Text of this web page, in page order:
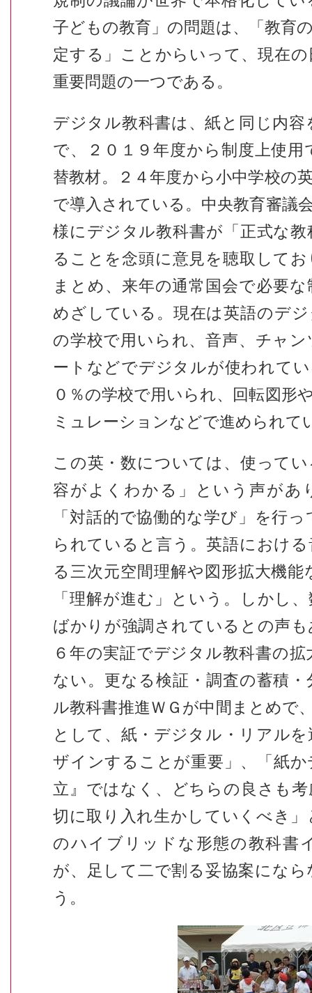
子どもの教育」の問題は、「教育
定する」ことからいって、現在
重要問題の一つである。
デジタル教科書は、紙と同じ内
で、２０１９年度から制度上使
替教材。２４年度から小中学校の
で導入されている。中央教育審議
様にデジタル教科書が「正式な
ることを念頭に意見を聴取して
まとめ、来年の通常国会で必要
めざしている。現在は英語のデ
の学校で用いられ、音声、チャ
ートなどでデジタルが使われて
０％の学校で用いられ、回転図形
ミュレーションなどで進められて
この英・数については、使って
容がよくわかる」という声があ
「対話的で協働的な学び」を行
られていると言う。英語におけ
る三次元空間理解や図形拡大機
「理解が進む」という。しかし
ばかりが強調されているとの声
６年の実証でデジタル教科書の
ない。更なる検証・調査の蓄積
ル教科書推進ＷＧが中間まとめで
として、紙・デジタル・リアル
ザインすることが重要」、「紙
立』ではなく、どちらの良さも
切に取り入れ生かしていくべき
のハイブリッドな形態の教科書
が、足して二で割る妥協案にな
う。